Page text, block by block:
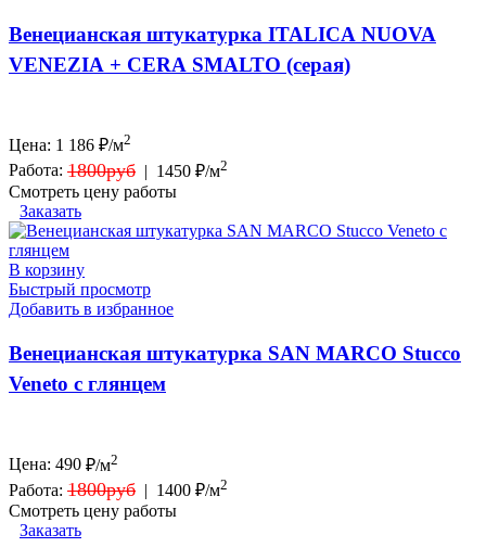
Венецианская штукатурка ITALICA NUOVA
VENEZIA + CERA SMALTO (серая)
Цена: 1 186 ₽/м2
Работа: 1800руб | 1450 ₽/м2
Смотреть цену работы
Заказать
В корзину
Быстрый просмотр
Добавить в избранное
Венецианская штукатурка SAN MARCO Stucco
Veneto с глянцем
Цена: 490 ₽/м2
Работа: 1800руб | 1400 ₽/м2
Смотреть цену работы
Заказать